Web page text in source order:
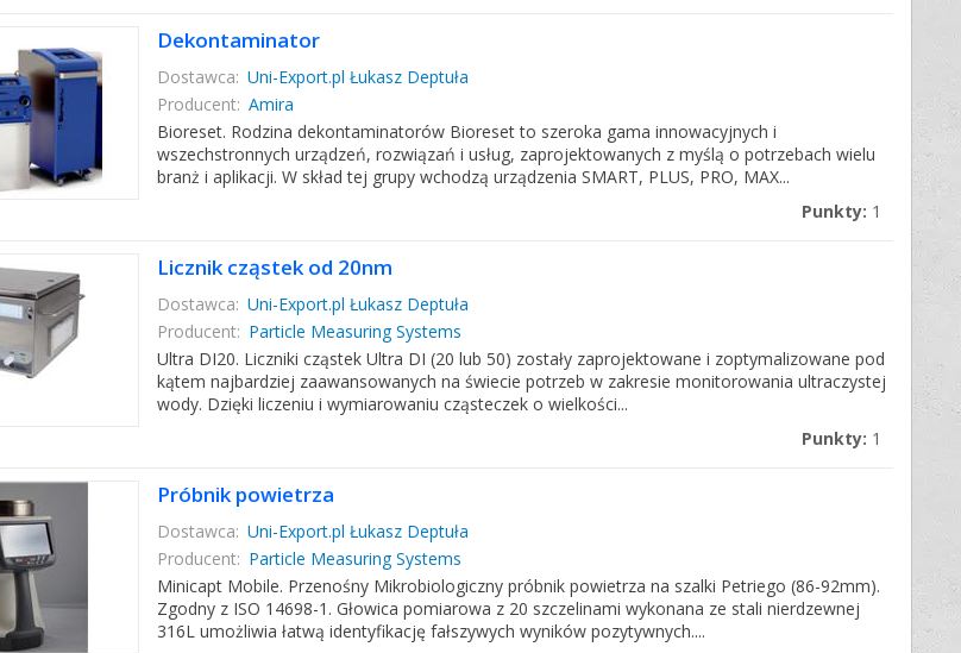
Dekontaminator
Dostawca: Uni-Export.pl Łukasz Deptuła
Producent: Amira
Bioreset. Rodzina dekontaminatorów Bioreset to szeroka gama innowacyjnych i
wszechstronnych urządzeń, rozwiązań i usług, zaprojektowanych z myślą o potrzebach wielu
branż i aplikacji. W skład tej grupy wchodzą urządzenia SMART, PLUS, PRO, MAX...
Punkty: 1
Licznik cząstek od 20nm
Dostawca: Uni-Export.pl Łukasz Deptuła
Producent: Particle Measuring Systems
Ultra DI20. Liczniki cząstek Ultra DI (20 lub 50) zostały zaprojektowane i zoptymalizowane pod
kątem najbardziej zaawansowanych na świecie potrzeb w zakresie monitorowania ultraczystej
wody. Dzięki liczeniu i wymiarowaniu cząsteczek o wielkości...
Punkty: 1
Próbnik powietrza
Dostawca: Uni-Export.pl Łukasz Deptuła
Producent: Particle Measuring Systems
Minicapt Mobile. Przenośny Mikrobiologiczny próbnik powietrza na szalki Petriego (86-92mm).
Zgodny z ISO 14698-1. Głowica pomiarowa z 20 szczelinami wykonana ze stali nierdzewnej
316L umożliwia łatwą identyfikację fałszywych wyników pozytywnych....